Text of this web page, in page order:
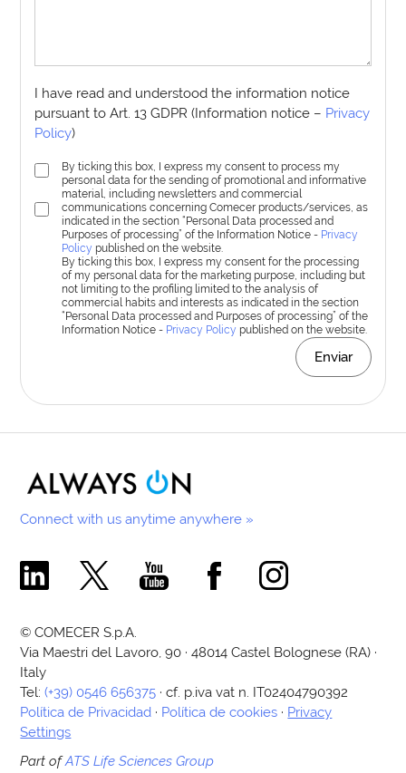
I have read and understood the information notice
pursuant to Art. 13 GDPR (Information notice – Privacy
Policy)
By ticking this box, I express my consent to process my
personal data for the sending of promotional and informative
material, including newsletters and commercial
communications concerning Comecer products/services, as
indicated in the section “Personal Data processed and
Purposes of processing” of the Information Notice - Privacy
Policy published on the website.
By ticking this box, I express my consent for the processing
of my personal data for the marketing purpose, including but
not limiting to the profiling limited to the analysis of
commercial habits and interests as indicated in the section
“Personal Data processed and Purposes of processing” of the
Information Notice - Privacy Policy published on the website.
Enviar
Connect with us anytime anywhere »
Comecer Linkedin Page
Comecer X PageComecer Youtube Channel
Comecer Facebook Page
Comecer Instagram
© COMECER S.p.A.
Via Maestri del Lavoro, 90 · 48014 Castel Bolognese (RA) ·
Italy
Tel:(+39) 0546 656375 · cf. p.iva vat n. IT02404790392
Política de Privacidad · Política de cookies · Privacy
Settings
Part ofATS Life Sciences Group